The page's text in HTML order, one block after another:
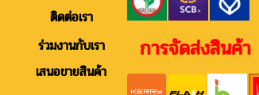
ติดต่อเรา
ร่วมงานกับเรา
เสนอขายสินค้า
การจัดส่งสินค้า